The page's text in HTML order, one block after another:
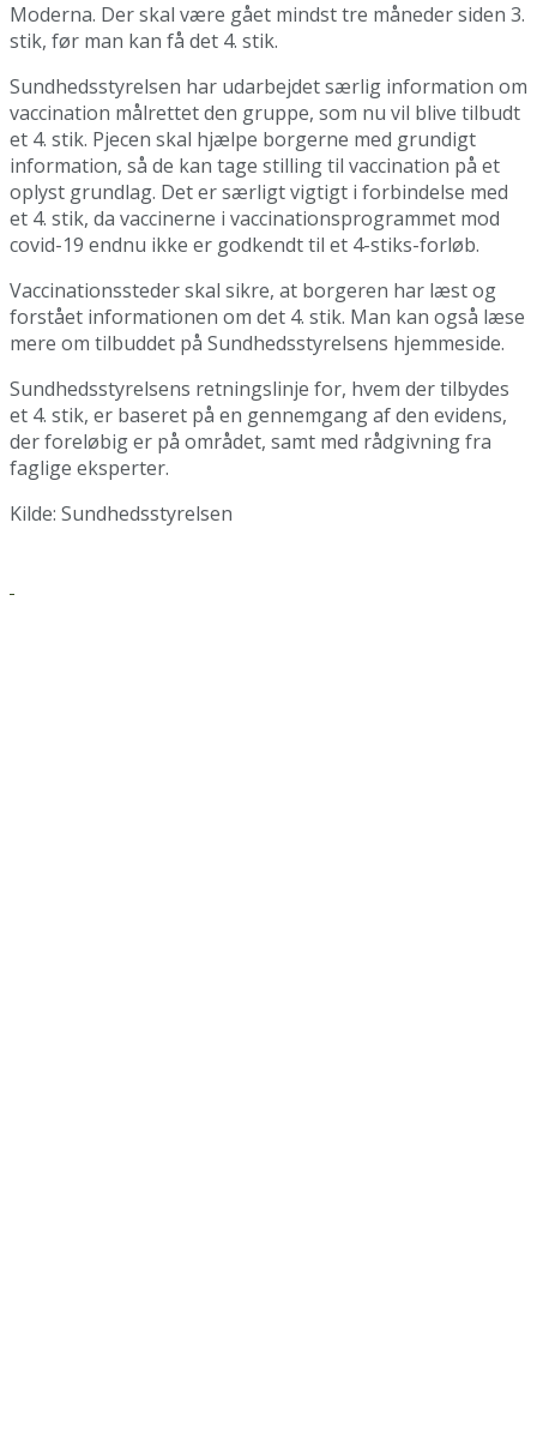
Moderna. Der skal være gået mindst tre måneder siden 3.
stik, før man kan få det 4. stik.
Sundhedsstyrelsen har udarbejdet særlig information om
vaccination målrettet den gruppe, som nu vil blive tilbudt
et 4. stik. Pjecen skal hjælpe borgerne med grundigt
information, så de kan tage stilling til vaccination på et
oplyst grundlag. Det er særligt vigtigt i forbindelse med
et 4. stik, da vaccinerne i vaccinationsprogrammet mod
covid-19 endnu ikke er godkendt til et 4-stiks-forløb.
Vaccinationssteder skal sikre, at borgeren har læst og
forstået informationen om det 4. stik. Man kan også læse
mere om tilbuddet på Sundhedsstyrelsens hjemmeside.
Sundhedsstyrelsens retningslinje for, hvem der tilbydes
et 4. stik, er baseret på en gennemgang af den evidens,
der foreløbig er på området, samt med rådgivning fra
faglige eksperter.
Kilde: Sundhedsstyrelsen